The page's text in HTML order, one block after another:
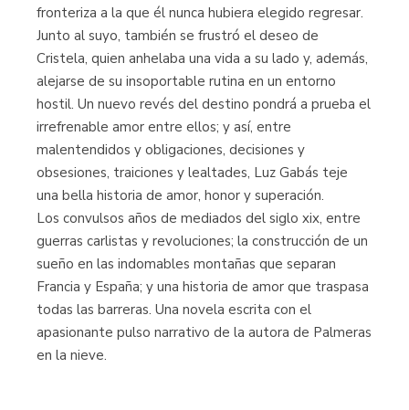
fronteriza a la que él nunca hubiera elegido regresar.
Junto al suyo, también se frustró el deseo de
Cristela, quien anhelaba una vida a su lado y, además,
alejarse de su insoportable rutina en un entorno
hostil. Un nuevo revés del destino pondrá a prueba el
irrefrenable amor entre ellos; y así, entre
malentendidos y obligaciones, decisiones y
obsesiones, traiciones y lealtades, Luz Gabás teje
una bella historia de amor, honor y superación.
Los convulsos años de mediados del siglo xix, entre
guerras carlistas y revoluciones; la construcción de un
sueño en las indomables montañas que separan
Francia y España; y una historia de amor que traspasa
todas las barreras. Una novela escrita con el
apasionante pulso narrativo de la autora de Palmeras
en la nieve.